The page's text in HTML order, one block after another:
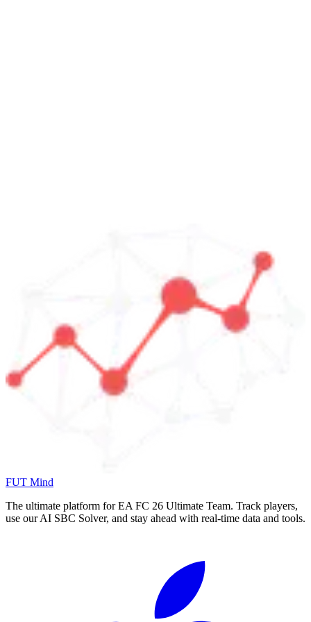
FUT Mind
The ultimate platform for EA FC 26 Ultimate Team. Track players,
use our AI SBC Solver, and stay ahead with real-time data and tools.